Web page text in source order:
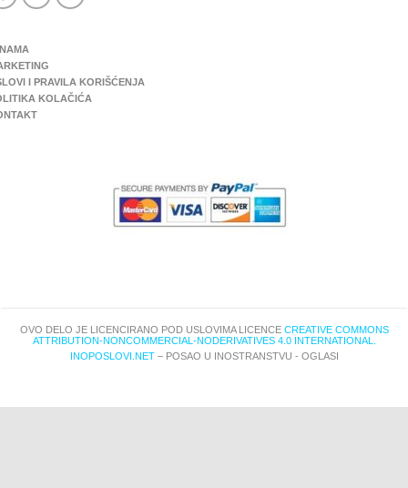
I PRAVILA KORIŠĆENJA
KOLAČIĆA
OVO DELO JE LICENCIRANO POD USLOVIMA LICENCE CREATIVE COMMONS
ATTRIBUTION-NONCOMMERCIAL-NODERIVATIVES 4.0 INTERNATIONAL.
INOPOSLOVI.NET– POSAO U INOSTRANSTVU - OGLASI